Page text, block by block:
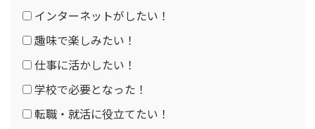
インターネットがしたい！
趣味で楽しみたい！
仕事に活かしたい！
学校で必要となった！
転職・就活に役立てたい！